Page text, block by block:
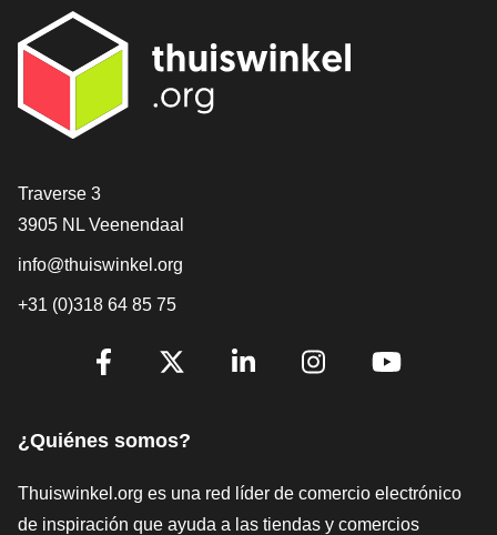
[_General:Contact]
Traverse 3
3905 NL Veenendaal
info@thuiswinkel.org
+31 (0)318 64 85 75
[_General:SocialMediaTitle]
¿Quiénes somos?
Thuiswinkel.org es una red líder de comercio electrónico
de inspiración que ayuda a las tiendas y comercios